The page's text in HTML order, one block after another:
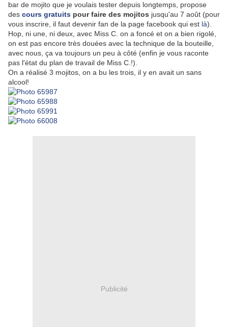
bar de mojito que je voulais tester depuis longtemps, propose
des cours gratuits pour faire des mojitos jusqu'au 7 août (pour
vous inscrire, il faut devenir fan de la page facebook qui est là).
Hop, ni une, ni deux, avec Miss C. on a foncé et on a bien rigolé,
on est pas encore très douées avec la technique de la bouteille,
avec nous, ça va toujours un peu à côté (enfin je vous raconte
pas l'état du plan de travail de Miss C.!).
On a réalisé 3 mojitos, on a bu les trois, il y en avait un sans
alcool!
Publicité